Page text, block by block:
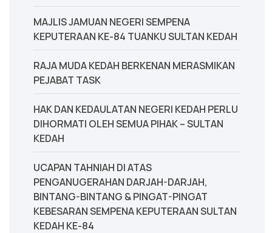
MAJLIS JAMUAN NEGERI SEMPENA
KEPUTERAAN KE-84 TUANKU SULTAN KEDAH
‎RAJA MUDA KEDAH BERKENAN MERASMIKAN
PEJABAT TASK
‎HAK DAN KEDAULATAN NEGERI KEDAH PERLU
DIHORMATI OLEH SEMUA PIHAK – SULTAN
KEDAH
UCAPAN TAHNIAH DI ATAS
PENGANUGERAHAN DARJAH-DARJAH,
BINTANG-BINTANG & PINGAT-PINGAT
KEBESARAN SEMPENA KEPUTERAAN SULTAN
KEDAH KE-84